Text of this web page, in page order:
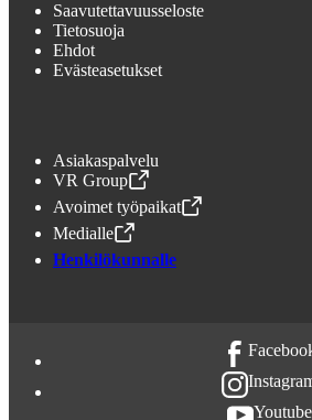
Saavutettavuusseloste
Tietosuoja
Ehdot
Evästeasetukset
Asiakaspalvelu
VR Group
,Avataan uudessa välilehdessä
Avoimet työpaikat
,Avataan uudessa välilehdessä
Medialle
,Avataan uudessa välilehdessä
Henkilökunnalle
Youtube